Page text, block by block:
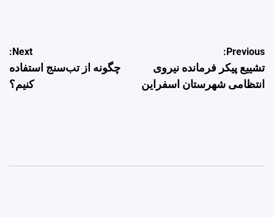
راهبری
نوشته
Previous:
تشییع پیکر فرمانده نیروی
انتظامی شهرستان اسفراین
Next:
چگونه از تب‌سنج استفاده
کنیم؟